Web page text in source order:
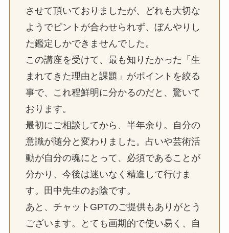
させて頂いておりましたが、どれも大切な
ようでピントが合わせられず、ぼんやりし
た鑑定しかできませんでした。
この講座を受けて、最も知りたかった「生
まれてきた理由と課題」がポイントを絞る
事で、これ程鮮明に分かるのだと、驚いて
おります。
最初にご相談してから、半年余り。自分の
意識が随分と変わりました。占いや芸術活
動が自分の魂にとって、必須であることが
分かり、今後は迷いなく精進して行けま
す。田中先生のお陰です。
あと、チャットGPTのご提供もありがとう
ございます。とても画期的で使い易く、自